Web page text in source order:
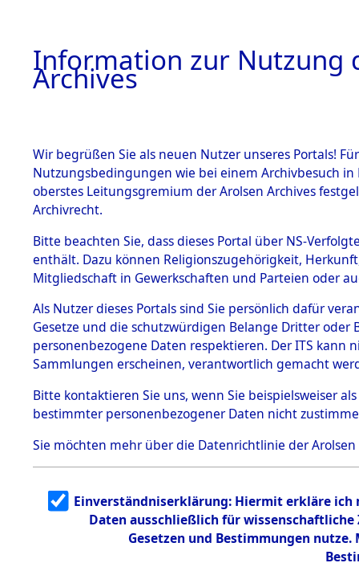
BESTÄNDE
1.
mente
5. Verschiedenes
5.3
Todesmärsche
5.3.1 Alliierte
Erhebungen
zu
Todesmärsch
en
5.3.2
g
5.3.3
Todesmärsch
0103
Information zur Nutzung
Archives
Wir begrüßen Sie als neuen Nutzer unseres Portals!
Nutzungsbedingungen wie bei einem Archivbesuch
oberstes Leitungsgremium der Arolsen Archives
Archivrecht.
Bitte beachten Sie, dass dieses Portal über NS-
enthält. Dazu können Religionszugehörigkeit,
Mitgliedschaft in Gewerkschaften und Parteien oder
Als Nutzer dieses Portals sind Sie persönlich dafür
Gesetze und die schutzwürdigen Belange Dritter
personenbezogene Daten respektieren. Der ITS
Sammlungen erscheinen, verantwortlich gemacht
Bitte kontaktieren Sie uns, wenn Sie beispielsweiser
bestimmter personenbezogener Daten nicht
Sie möchten mehr über die Datenrichtlinie der Arolsen
Einverständniserklärung: Hiermit erkläre ich
Daten ausschließlich für
Gesetzen und Bestimmungen